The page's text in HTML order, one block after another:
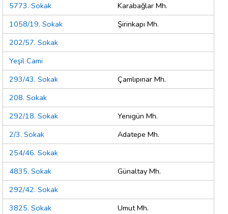
5773. Sokak
Karabağlar Mh.
1058/19. Sokak
Şirinkapı Mh.
202/57. Sokak
Yeşil Cami
293/43. Sokak
Çamlıpınar Mh.
208. Sokak
292/18. Sokak
Yenigün Mh.
2/3. Sokak
Adatepe Mh.
254/46. Sokak
4835. Sokak
Günaltay Mh.
292/42. Sokak
3825. Sokak
Umut Mh.